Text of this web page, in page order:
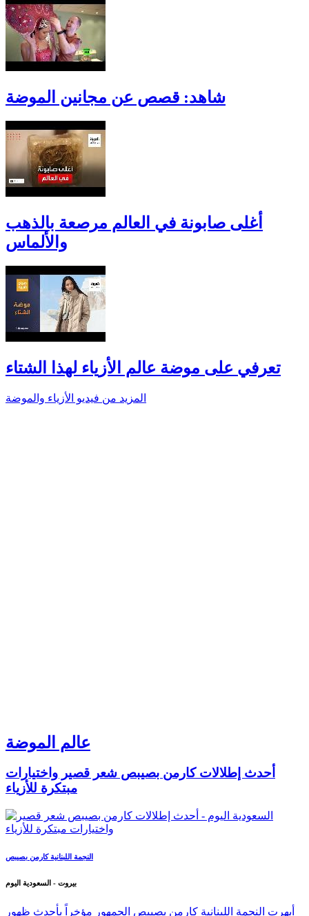
شاهد: قصص عن مجانين الموضة
أغلى صابونة في العالم مرصعة بالذهب
والألماس
تعرفي على موضة عالم الأزياء لهذا الشتاء
المزيد من فيديو الأزياء والموضة
عالم الموضة
أحدث إطلالات كارمن بصيبص شعر قصير واختيارات
مبتكرة للأزياء
النجمة اللبنانية كارمن بصيبص
بيروت - السعودية اليوم
أبهرت النجمة اللبنانية كارمن بصيبص الجمهور مؤخراً بأحدث ظهور